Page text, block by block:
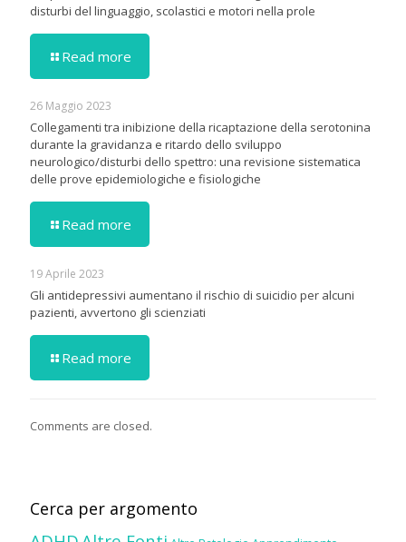
disturbi del linguaggio, scolastici e motori nella prole
Read more
26 Maggio 2023
Collegamenti tra inibizione della ricaptazione della serotonina
durante la gravidanza e ritardo dello sviluppo
neurologico/disturbi dello spettro: una revisione sistematica
delle prove epidemiologiche e fisiologiche
Read more
19 Aprile 2023
Gli antidepressivi aumentano il rischio di suicidio per alcuni
pazienti, avvertono gli scienziati
Read more
Comments are closed.
Cerca per argomento